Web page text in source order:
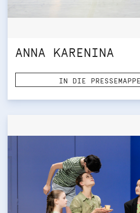
ANNA KARENINA
IN DIE